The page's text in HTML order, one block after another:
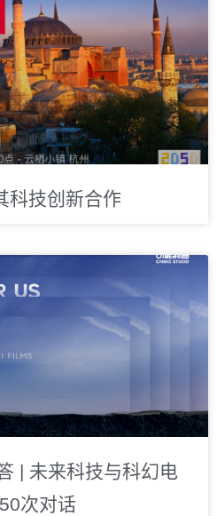
科技创新合作
| 未来科技与科幻电
次对话